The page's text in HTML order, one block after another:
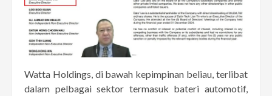
Watta Holdings, di bawah kepimpinan beliau, terlibat
dalam pelbagai sektor termasuk bateri automotif,